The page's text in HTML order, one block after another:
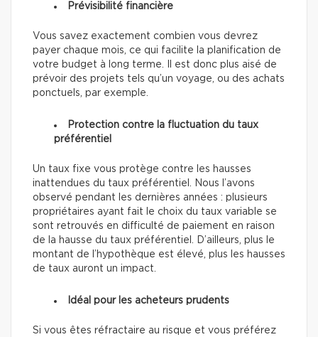
Prévisibilité financière
Vous savez exactement combien vous devrez
payer chaque mois, ce qui facilite la planification de
votre budget à long terme. Il est donc plus aisé de
prévoir des projets tels qu’un voyage, ou des achats
ponctuels, par exemple.
Protection contre la fluctuation du taux
préférentiel
Un taux fixe vous protège contre les hausses
inattendues du taux préférentiel. Nous l’avons
observé pendant les dernières années : plusieurs
propriétaires ayant fait le choix du taux variable se
sont retrouvés en difficulté de paiement en raison
de la hausse du taux préférentiel. D’ailleurs, plus le
montant de l’hypothèque est élevé, plus les hausses
de taux auront un impact.
Idéal pour les acheteurs prudents
Si vous êtes réfractaire au risque et vous préférez